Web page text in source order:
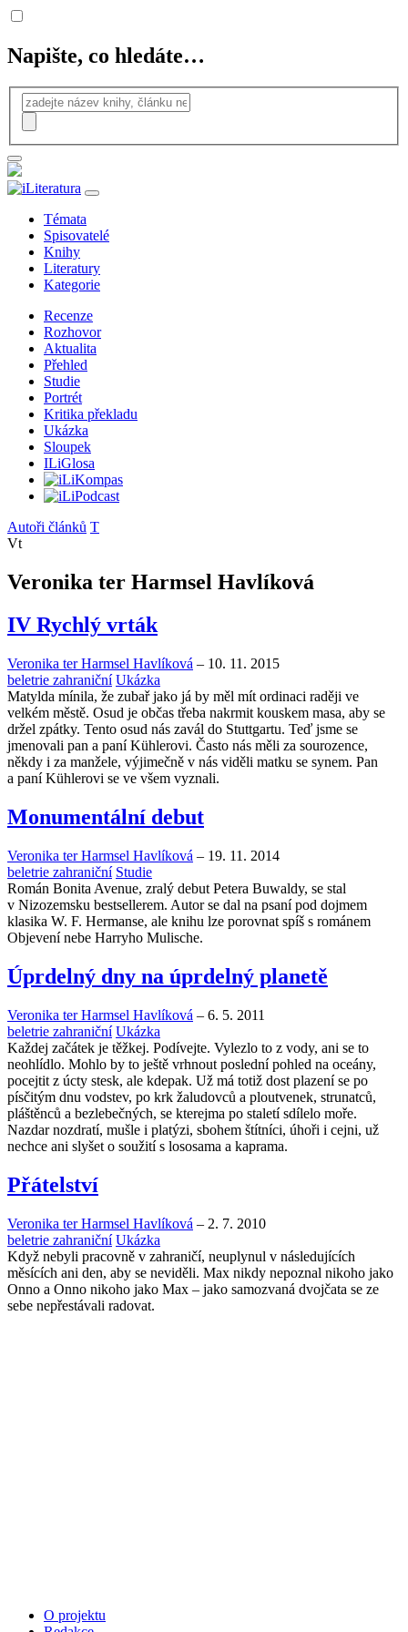
Napište, co hledáte…
Témata
Spisovatelé
Knihy
Literatury
Kategorie
Recenze
Rozhovor
Aktualita
Přehled
Studie
Portrét
Kritika překladu
Ukázka
Sloupek
ILiGlosa
Autoři článků T
Vt
Veronika ter Harmsel Havlíková
IV Rychlý vrták
Veronika ter Harmsel Havlíková – 10. 11. 2015
beletrie zahraniční Ukázka
Matylda mínila, že zubař jako já by měl mít ordinaci raději ve
velkém městě. Osud je občas třeba nakrmit kouskem masa, aby se
držel zpátky. Tento osud nás zavál do Stuttgartu. Teď jsme se
jmenovali pan a paní Kühlerovi. Často nás měli za sourozence,
někdy i za manžele, výjimečně v nás viděli matku se synem. Pan
a paní Kühlerovi se ve všem vyznali.
Monumentální debut
Veronika ter Harmsel Havlíková – 19. 11. 2014
beletrie zahraniční Studie
Román Bonita Avenue, zralý debut Petera Buwaldy, se stal
v Nizozemsku bestsellerem. Autor se dal na psaní pod dojmem
klasika W. F. Hermanse, ale knihu lze porovnat spíš s románem
Objevení nebe Harryho Mulische.
Úprdelný dny na úprdelný planetě
Veronika ter Harmsel Havlíková – 6. 5. 2011
beletrie zahraniční Ukázka
Každej začátek je těžkej. Podívejte. Vylezlo to z vody, ani se to
neohlídlo. Mohlo by to ještě vrhnout poslední pohled na oceány,
pocejtit z úcty stesk, ale kdepak. Už má totiž dost plazení se po
písčitým dnu vodstev, po krk žaludovců a ploutvenek, strunatců,
pláštěnců a bezlebečných, se kterejma po staletí sdílelo moře.
Nazdar nozdratí, mušle i platýzi, sbohem štítníci, úhoři i cejni, už
nechce ani slyšet o soužití s lososama a kaprama.
Přátelství
Veronika ter Harmsel Havlíková – 2. 7. 2010
beletrie zahraniční Ukázka
Když nebyli pracovně v zahraničí, neuplynul v následujících
měsících ani den, aby se neviděli. Max nikdy nepoznal nikoho jako
Onno a Onno nikoho jako Max – jako samozvaná dvojčata se ze
sebe nepřestávali radovat.
O projektu